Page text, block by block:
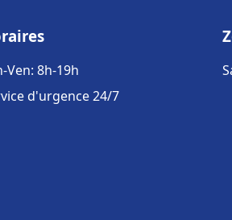
Ven: 8h-19h
d'urgence 24/7